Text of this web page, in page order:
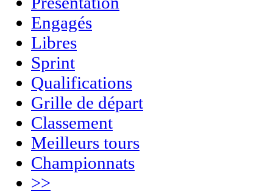
Engagés
Libres
Sprint
Qualifications
Grille de départ
Classement
Meilleurs tours
Championnats
>>